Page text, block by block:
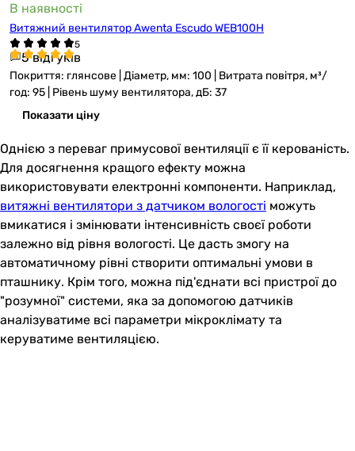
В наявності
Витяжний вентилятор Awenta Escudo WEB100H
5 відгуків
Покриття: глянсове | Діаметр, мм: 100 | Витрата повітря, м³/
год: 95 | Рівень шуму вентилятора, дБ: 37
Показати ціну
Однією з переваг примусової вентиляції є її керованість.
Для досягнення кращого ефекту можна
використовувати електронні компоненти. Наприклад,
витяжні вентилятори з датчиком вологості можуть
вмикатися і змінювати інтенсивність своєї роботи
залежно від рівня вологості. Це дасть змогу на
автоматичному рівні створити оптимальні умови в
пташнику. Крім того, можна під'єднати всі пристрої до
"розумної" системи, яка за допомогою датчиків
аналізуватиме всі параметри мікроклімату та
керуватиме вентиляцією.